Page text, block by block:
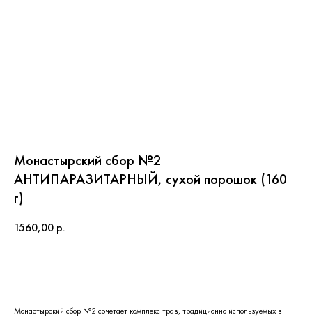
Монастырский сбор №2
АНТИПАРАЗИТАРНЫЙ, сухой порошок (160
г)
1560,00 р.
Монастырский сбор №2 сочетает комплекс трав, традиционно используемых в